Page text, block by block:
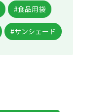
#食品用袋
#サンシェード